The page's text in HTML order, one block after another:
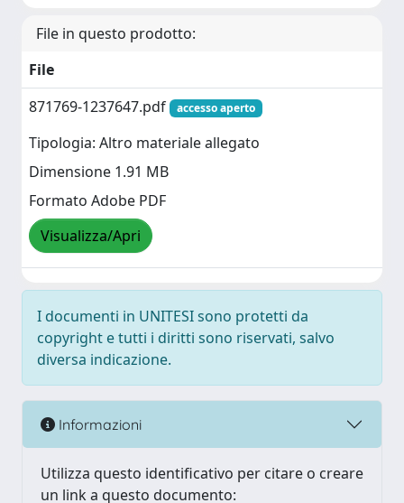
File in questo prodotto:
File
871769-1237647.pdf
accesso aperto
Tipologia: Altro materiale allegato
Dimensione 1.91 MB
Formato Adobe PDF
Visualizza/Apri
I documenti in UNITESI sono protetti da
copyright e tutti i diritti sono riservati, salvo
diversa indicazione.
Informazioni
Utilizza questo identificativo per citare o creare
un link a questo documento: